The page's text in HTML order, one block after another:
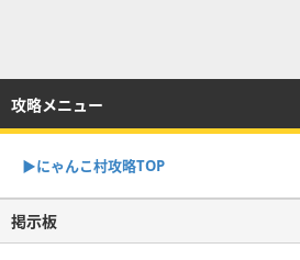
攻略メニュー
▶︎にゃんこ村攻略TOP
掲示板